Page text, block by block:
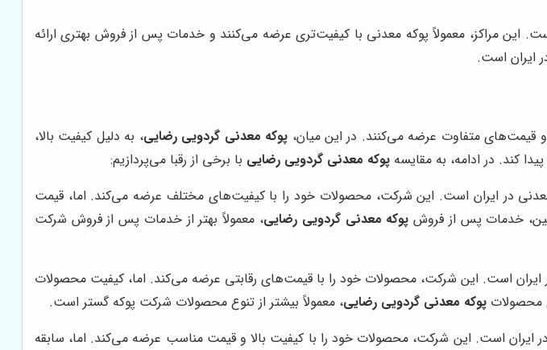
این مراکز، معمولاً پوکه معدنی با کیفیت‌تری عرضه می‌کنند و خدمات پس از فروش بهتری ارائه
ایران است.
قیمت‌های متفاوت عرضه می‌کنند. در این میان، پوکه معدنی گردویی رضایی، به دلیل کیفیت بالا،
کند. در ادامه، به مقایسه پوکه معدنی گردویی رضایی با برخی از رقبا می‌پردازیم:
در ایران است. این شرکت، محصولات خود را با کیفیت‌های مختلف عرضه می‌کند. اما، قیمت
خدمات پس از فروش پوکه معدنی گردویی رضایی، معمولاً بهتر از خدمات پس از فروش شرکت
ایران است. این شرکت، محصولات خود را با قیمت‌های رقابتی عرضه می‌کند. اما، کیفیت محصولات
محصولات پوکه معدنی گردویی رضایی، معمولاً بیشتر از تنوع محصولات شرکت پوکه گستر است.
ایران است. این شرکت، محصولات خود را با کیفیت بالا و قیمت مناسب عرضه می‌کند. اما، سابقه